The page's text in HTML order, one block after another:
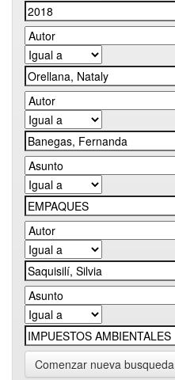
Comenzar nueva busqueda